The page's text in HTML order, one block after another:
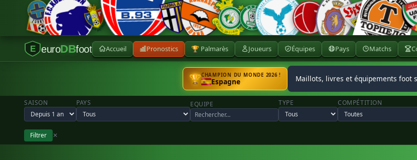
E euroDBfoot Accueil Pronostics 🏆 Palmarès Joueurs Équipes Pays Matchs
🏆CHAMPION DU MONDE 2026 !
Espagne Maillots, livres et équipements foot
SAISON PAYS EQUIPE TYPE COMPÉTITION
Filtrer ✕